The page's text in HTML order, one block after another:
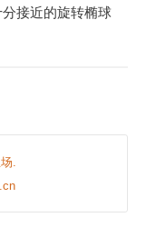
接近的旋转椭球
.